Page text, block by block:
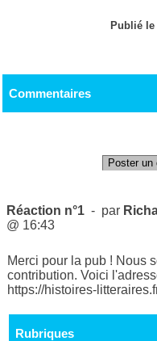
Publié le
Commentaires
Poster un
Réaction n°1 - par
@ 16:43
Merci pour la pub ! Nous
contribution. Voici
https://histoires-
Rubriques